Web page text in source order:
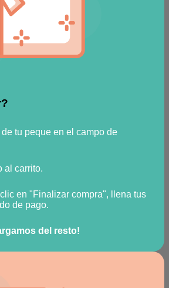
tu peque en el campo de
al carrito.
en "Finalizar compra", llena tus
de pago.
del resto!